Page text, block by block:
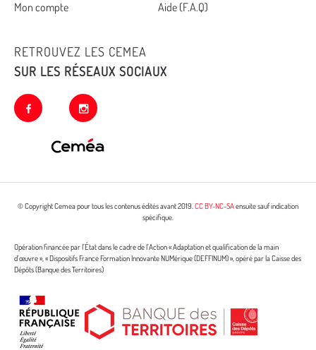
Mon compte
Aide (F.A.Q)
RETROUVEZ LES CEMEA
SUR LES RÉSEAUX SOCIAUX
facebook instagram
© Copyright Cemea pour tous les contenus édités avant 2019.CC BY-NC-SAensuite sauf indication
spécifique.
Opération financée par l’État dans le cadre de l’Action « Adaptation et qualification de la main
d’œuvre », « Dispositifs France Formation Innovante NUMérique (DEFFINUM) », opéré par la Caisse des
Dépôts (Banque des Territoires)